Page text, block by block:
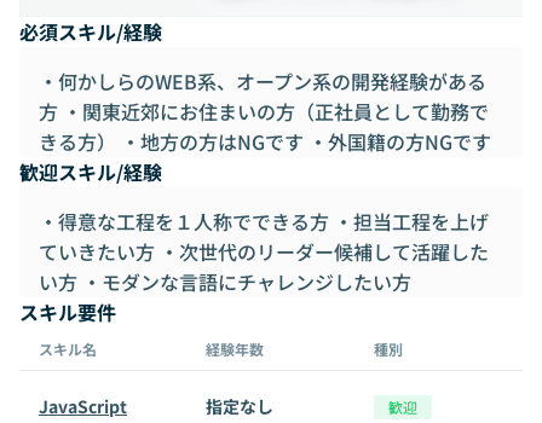
必須スキル/経験
・何かしらのWEB系、オープン系の開発経験がある
方 ・関東近郊にお住まいの方（正社員として勤務で
きる方） ・地方の方はNGです ・外国籍の方NGです
歓迎スキル/経験
・得意な工程を１人称でできる方 ・担当工程を上げ
ていきたい方 ・次世代のリーダー候補して活躍した
い方 ・モダンな言語にチャレンジしたい方
スキル要件
スキル名 経験年数 種別
JavaScript 指定なし 歓迎